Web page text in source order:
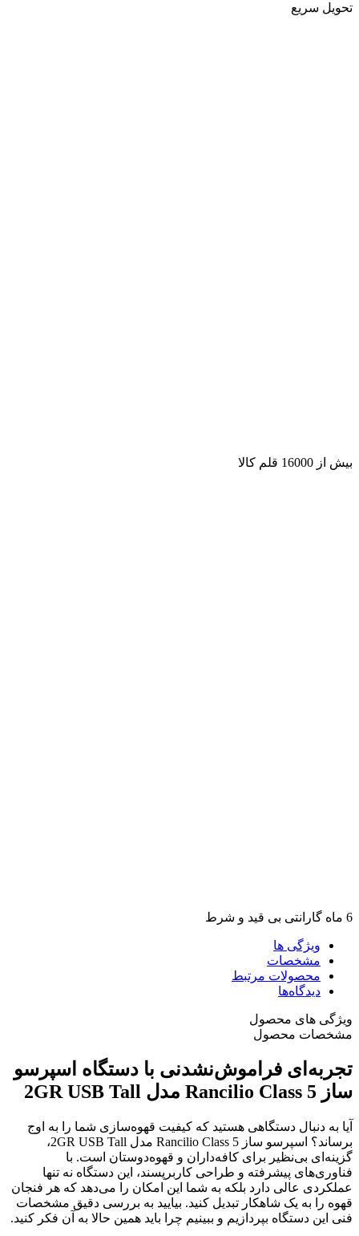
تحویل سریع
بیش از 16000 قلم کالا
6 ماه گارانتی بی قید و شرط
ویژگی ها
مشخصات
محصولات مرتبط
دیدگاه‌ها
ویژگی های محصول
مشخصات محصول
تجربه‌ای فراموش‌نشدنی با دستگاه اسپرسو
ساز Rancilio Class 5 مدل 2GR USB Tall
آیا به دنبال دستگاهی هستید که کیفیت قهوه‌سازی شما را به اوج
برساند؟ اسپرسو ساز Rancilio Class 5 مدل 2GR USB Tall،
گزینه‌ای بی‌نظیر برای کافه‌داران و قهوه‌دوستان است. با
فناوری‌های پیشرفته و طراحی کاربرپسند، این دستگاه نه تنها
عملکردی عالی دارد بلکه به شما این امکان را می‌دهد که هر فنجان
قهوه را به یک شاهکار تبدیل کنید. بیایید به بررسی دقیق مشخصات
فنی این دستگاه بپردازیم و ببینیم چرا باید همین حالا به آن فکر کنید.